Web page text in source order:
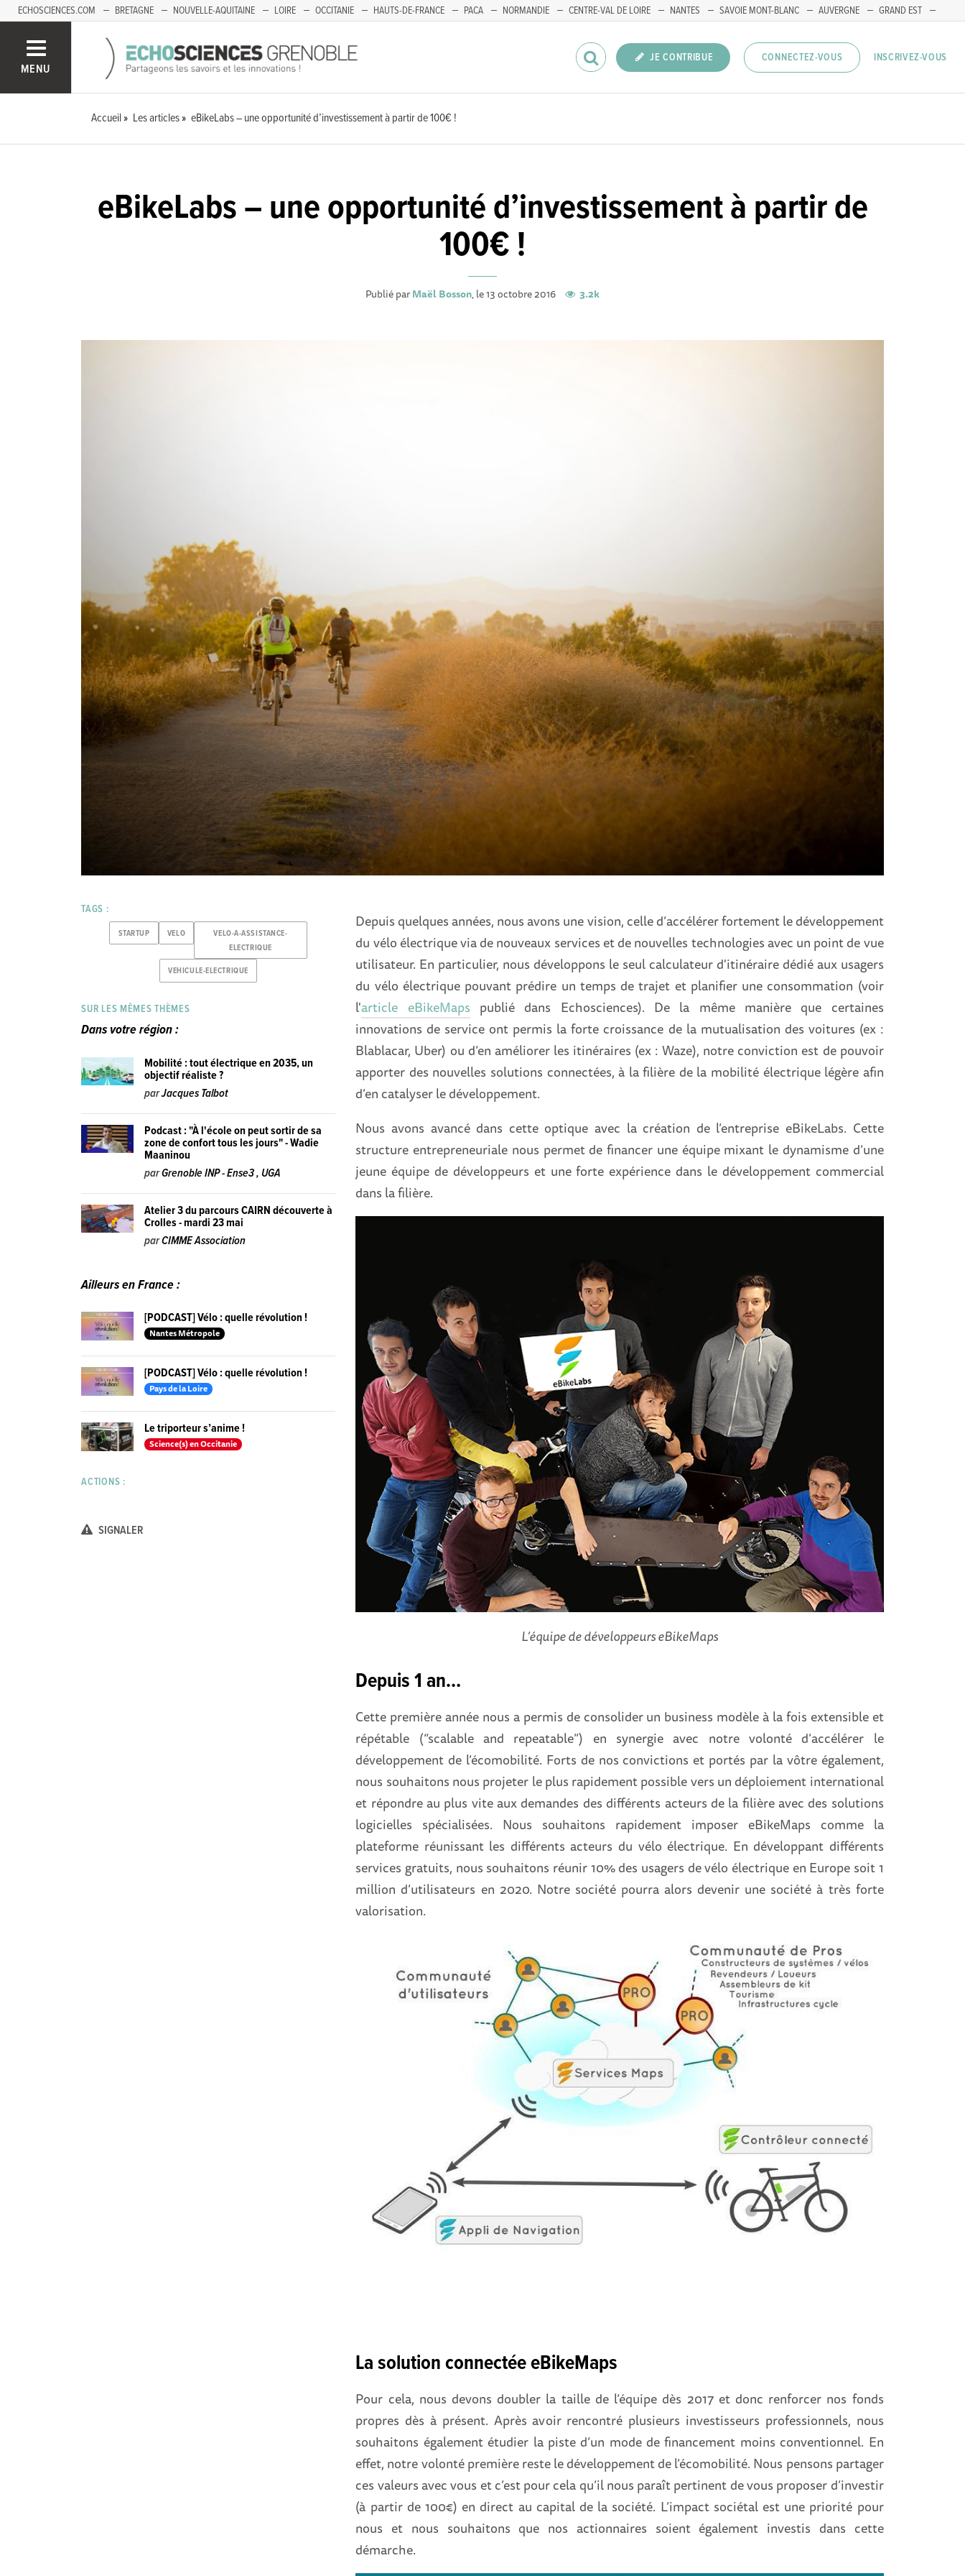
ECHOSCIENCES.COM BRETAGNE NOUVELLE-AQUITAINE LOIRE OCCITANIE HAUTS-DE-FRANCE PACA NORMANDIE CENTRE-VAL DE LOIRE NANTES SAVOIE MONT-BLANC AUVERGNE
GRAND EST
MENU
JE CONTRIBUE CONNECTEZ-VOUS INSCRIVEZ-VOUS
Accueil Les articles eBikeLabs – une opportunité d’investissement à partir de 100€ !
eBikeLabs – une opportunité d’investissement à partir de
100€ !
Publié parMaël Bosson, le 13 octobre 2016 3.2k
Depuis quelques années, nous avons une vision, celle d’accélérer fortement le développement
du vélo électrique via de nouveaux services et de nouvelles technologies avec un point de vue
utilisateur. En particulier, nous développons le seul calculateur d'itinéraire dédié aux usagers
du vélo électrique pouvant prédire un temps de trajet et planifier une consommation (voir
l'article eBikeMaps publié dans Echosciences). De la même manière que certaines
innovations de service ont permis la forte croissance de la mutualisation des voitures (ex :
Blablacar, Uber) ou d’en améliorer les itinéraires (ex : Waze), notre conviction est de pouvoir
apporter des nouvelles solutions connectées, à la filière de la mobilité électrique légère afin
d’en catalyser le développement.
Nous avons avancé dans cette optique avec la création de l’entreprise eBikeLabs. Cette
structure entrepreneuriale nous permet de financer une équipe mixant le dynamisme d’une
jeune équipe de développeurs et une forte expérience dans le développement commercial
dans la filière.
L’équipe de développeurs eBikeMaps
Depuis 1 an…
Cette première année nous a permis de consolider un business modèle à la fois extensible et
répétable (“scalable and repeatable”) en synergie avec notre volonté d’accélérer le
développement de l’écomobilité. Forts de nos convictions et portés par la vôtre également,
nous souhaitons nous projeter le plus rapidement possible vers un déploiement international
et répondre au plus vite aux demandes des différents acteurs de la filière avec des solutions
logicielles spécialisées. Nous souhaitons rapidement imposer eBikeMaps comme la
plateforme réunissant les différents acteurs du vélo électrique. En développant différents
services gratuits, nous souhaitons réunir 10% des usagers de vélo électrique en Europe soit 1
million d’utilisateurs en 2020. Notre société pourra alors devenir une société à très forte
valorisation.
La solution connectée eBikeMaps
Pour cela, nous devons doubler la taille de l’équipe dès 2017 et donc renforcer nos fonds
propres dès à présent. Après avoir rencontré plusieurs investisseurs professionnels, nous
souhaitons également étudier la piste d’un mode de financement moins conventionnel. En
effet, notre volonté première reste le développement de l’écomobilité. Nous pensons partager
ces valeurs avec vous et c’est pour cela qu’il nous paraît pertinent de vous proposer d’investir
(à partir de 100€) en direct au capital de la société. L’impact sociétal est une priorité pour
nous et nous souhaitons que nos actionnaires soient également investis dans cette
démarche.
TAGS :
STARTUP VELO
VELO-A-ASSISTANCE-
ELECTRIQUE
VEHICULE-ELECTRIQUE
SUR LES MÊMES THÈMES
Dans votre région :
Mobilité : tout électrique en 2035, un
objectif réaliste ?
parJacques Talbot
Podcast : "À l'école on peut sortir de sa
zone de confort tous les jours" - Wadie
Maaninou
parGrenoble INP - Ense3 , UGA
Atelier 3 du parcours CAIRN découverte à
Crolles - mardi 23 mai
parCIMME Association
Ailleurs en France :
[PODCAST] Vélo : quelle révolution !
Nantes Métropole
[PODCAST] Vélo : quelle révolution !
Pays de la Loire
Le triporteur s’anime !
Science(s) en Occitanie
ACTIONS :
SIGNALER